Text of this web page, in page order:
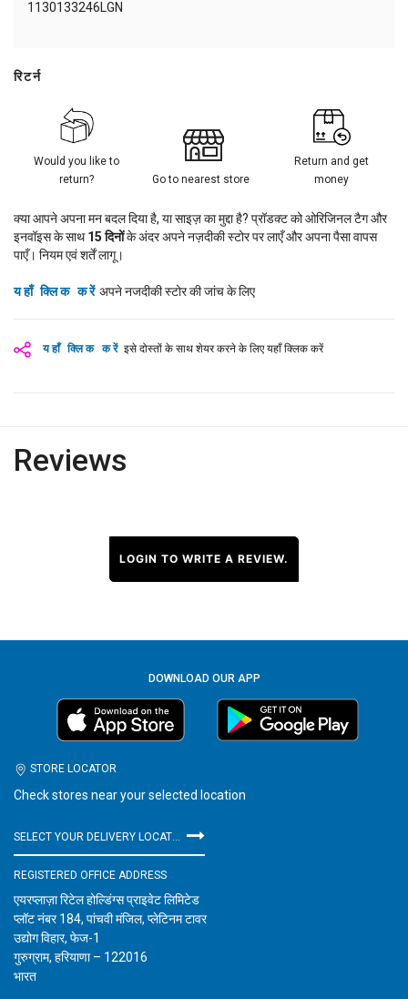
1130133246LGN
यहाँ क्लिक करें इसे दोस्तों के साथ शेयर करने के लिए यहाँ क्लिक करें
रिटर्न
Would you like to
return?
Go to nearest store
Return and get
money
क्या आपने अपना मन बदल दिया है, या साइज़ का मुद्दा है? प्रॉडक्ट को ओरिजिनल टैग और
इनवॉइस के साथ15 दिनोंके अंदर अपने नज़दीकी स्टोर पर लाएँ और अपना पैसा वापस
पाएँ। नियम एवं शर्तें लागू।
यहाँ क्लिक करें अपने नजदीकी स्टोर की जांच के लिए
Reviews
LOGIN TO WRITE A REVIEW.
DOWNLOAD OUR APP
STORE LOCATOR
Check stores near your selected location
REGISTERED OFFICE ADDRESS
एयरप्लाज़ा रिटेल होल्डिंग्स प्राइवेट लिमिटेड
प्लॉट नंबर 184, पांचवी मंजिल, प्लेटिनम टावर
उद्योग विहार, फेज-1
गुरुग्राम, हरियाणा – 122016
भारत